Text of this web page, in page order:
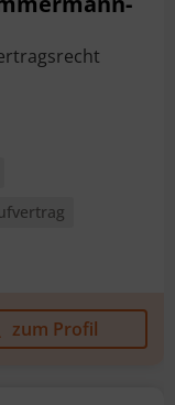
zum Profil